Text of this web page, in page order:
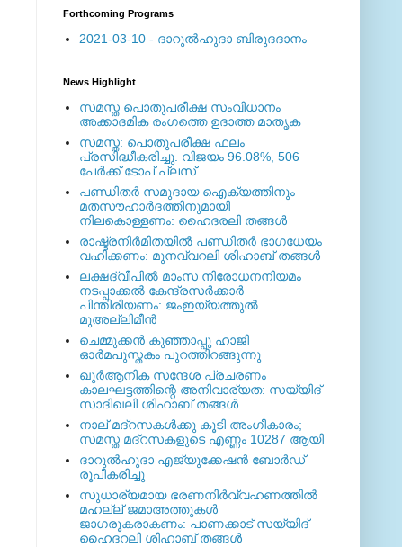
Forthcoming Programs
2021-03-10 - ദാറുല്‍ഹുദാ ബിരുദദാനം
News Highlight
സമസ്ത പൊതുപരീക്ഷ സംവിധാനം
അക്കാദമിക രംഗത്തെ ഉദാത്ത മാതൃക
സമസ്ത: പൊതുപരീക്ഷ ഫലം
പ്രസിദ്ധീകരിച്ചു. വിജയം 96.08%, 506
പേര്‍ക്ക് ടോപ് പ്ലസ്.
പണ്ഡിതര്‍ സമുദായ ഐക്യത്തിനും
മതസൗഹാര്‍ദത്തിനുമായി
നിലകൊള്ളണം: ഹൈദരലി തങ്ങള്‍
രാഷ്ട്രനിര്‍മിതയില്‍ പണ്ഡിതര്‍ ഭാഗധേയം
വഹിക്കണം: മുനവ്വറലി ശിഹാബ് തങ്ങള്‍
ലക്ഷദ്വീപില്‍ മാംസ നിരോധനനിയമം
നടപ്പാക്കല്‍ കേന്ദ്രസര്‍ക്കാര്‍
പിന്തിരിയണം: ജംഇയ്യത്തുല്‍
മുഅല്ലിമീന്‍
ചെമ്മുക്കന്‍ കുഞ്ഞാപ്പു ഹാജി
ഓര്‍മപുസ്തകം പുറത്തിറങ്ങുന്നു
ഖുര്‍ആനിക സന്ദേശ പ്രചരണം
കാലഘട്ടത്തിന്റെ അനിവാര്യത: സയ്യിദ്
സാദിഖലി ശിഹാബ് തങ്ങള്‍
നാല് മദ്‌റസകള്‍ക്കു കൂടി അംഗീകാരം;
സമസ്ത മദ്‌റസകളുടെ എണ്ണം 10287 ആയി
ദാറുല്‍ഹുദാ എജ്യുക്കേഷന്‍ ബോര്‍ഡ്
രൂപീകരിച്ചു
സുധാര്യമായ ഭരണനിര്‍വ്വഹണത്തില്‍
മഹല്ല് ജമാഅത്തുകള്‍
ജാഗരൂകരാകണം: പാണക്കാട് സയ്യിദ്
ഹൈദറലി ശിഹാബ് തങ്ങള്‍